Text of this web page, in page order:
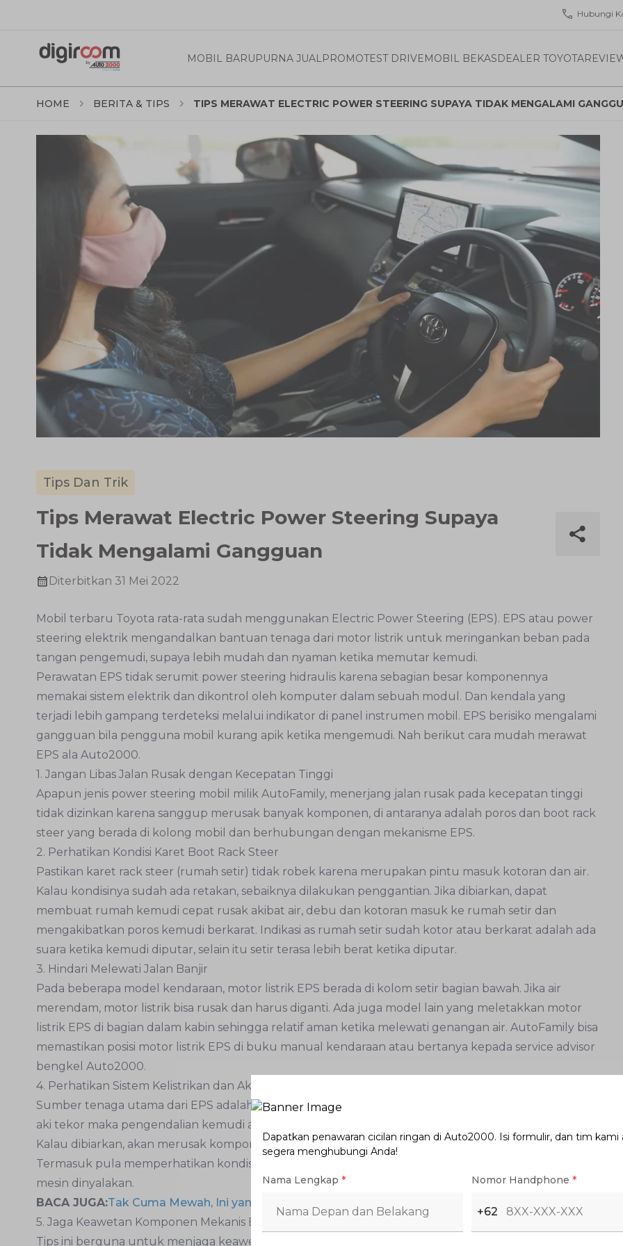
Hubungi
MOBIL BARUPURNA JUAL PROMOTEST DRIVEMOBIL BEKASDEALER TOYOTA
HOME BERITA & TIPS TIPS MERAWAT ELECTRIC POWER STEERING SUPAYA TIDAK MENGALAMI
Tips Dan Trik
Tips Merawat Electric Power Steering Supaya
Tidak Mengalami Gangguan
Diterbitkan 31 Mei 2022
Mobil terbaru Toyota rata-rata sudah menggunakan Electric Power Steering (EPS). EPS atau power
steering elektrik mengandalkan bantuan tenaga dari motor listrik untuk meringankan beban pada
tangan pengemudi, supaya lebih mudah dan nyaman ketika memutar kemudi.
Perawatan EPS tidak serumit power steering hidraulis karena sebagian besar komponennya
memakai sistem elektrik dan dikontrol oleh komputer dalam sebuah modul. Dan kendala yang
terjadi lebih gampang terdeteksi melalui indikator di panel instrumen mobil. EPS berisiko mengalami
gangguan bila pengguna mobil kurang apik ketika mengemudi. Nah berikut cara mudah merawat
EPS ala Auto2000.
1. Jangan Libas Jalan Rusak dengan Kecepatan Tinggi
Apapun jenis power steering mobil milik AutoFamily, menerjang jalan rusak pada kecepatan tinggi
tidak dizinkan karena sanggup merusak banyak komponen, di antaranya adalah poros dan boot rack
steer yang berada di kolong mobil dan berhubungan dengan mekanisme EPS.
2. Perhatikan Kondisi Karet Boot Rack Steer
Pastikan karet rack steer (rumah setir) tidak robek karena merupakan pintu masuk kotoran dan air.
Kalau kondisinya sudah ada retakan, sebaiknya dilakukan penggantian. Jika dibiarkan, dapat
membuat rumah kemudi cepat rusak akibat air, debu dan kotoran masuk ke rumah setir dan
mengakibatkan poros kemudi berkarat. Indikasi as rumah setir sudah kotor atau berkarat adalah ada
suara ketika kemudi diputar, selain itu setir terasa lebih berat ketika diputar.
3. Hindari Melewati Jalan Banjir
Pada beberapa model kendaraan, motor listrik EPS berada di kolom setir bagian bawah. Jika air
merendam, motor listrik bisa rusak dan harus diganti. Ada juga model lain yang meletakkan motor
listrik EPS di bagian dalam kabin sehingga relatif aman ketika melewati genangan air. AutoFamily bisa
memastikan posisi motor listrik EPS di buku manual kendaraan atau bertanya kepada service advisor
bengkel Auto2000.
4. Perhatikan Sistem Kelistrikan dan Aki Mobil
Sumber tenaga utama dari EPS adalah listrik mobil yang aktif sepanjang mesin mobil dinyalakan. Jika
aki tekor maka pengendalian kemudi akan terasa berat karena EPS akan mengalami malfungsi.
Kalau dibiarkan, akan merusak komponen EPS yang membutuhkan daya listrik yang stabil dan kuat.
Termasuk pula memperhatikan kondisi alternator sebagai penyuplai utama tenaga listrik ketika
mesin dinyalakan.
BACA JUGA:Tak Cuma Mewah, Ini yang Membuat Voxy Disukai Penumpang
5. Jaga Keawetan Komponen Mekanis EPS
Tips ini berguna untuk menjaga keawetan komponen mekanis yang masih ada pada EPS. Usahakan
Dapatkan penawaran cicilan ringan di Auto2000. Isi formulir, dan tim kami
segera menghubungi Anda!
Nama Lengkap * Nomor Handphone *
+62